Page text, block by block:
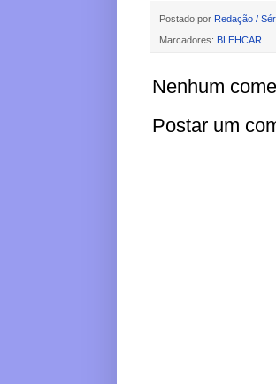
Postado por Redação /
Marcadores: BLEHCAR
Nenhum
Postar um